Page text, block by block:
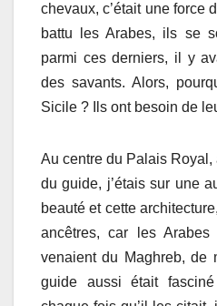
chevaux, c’était une force
battu les Arabes, ils se
parmi ces derniers, il y
des savants. Alors,
Sicile ? Ils ont besoin de
Au centre du Palais
du guide, j’étais sur une
beauté et cette
ancêtres, car les
venaient du Maghreb, de
guide aussi était